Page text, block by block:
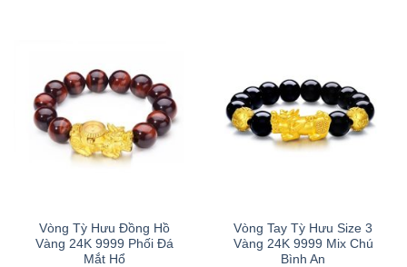
Vòng Tỳ Hưu Đồng Hồ
Vàng 24K 9999 Phối Đá
Mắt Hổ
Vòng Tay Tỳ Hưu Size 3
Vàng 24K 9999 Mix Chú
Bình An